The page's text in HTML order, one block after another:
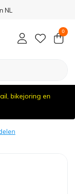
NL
0
bikejoring en